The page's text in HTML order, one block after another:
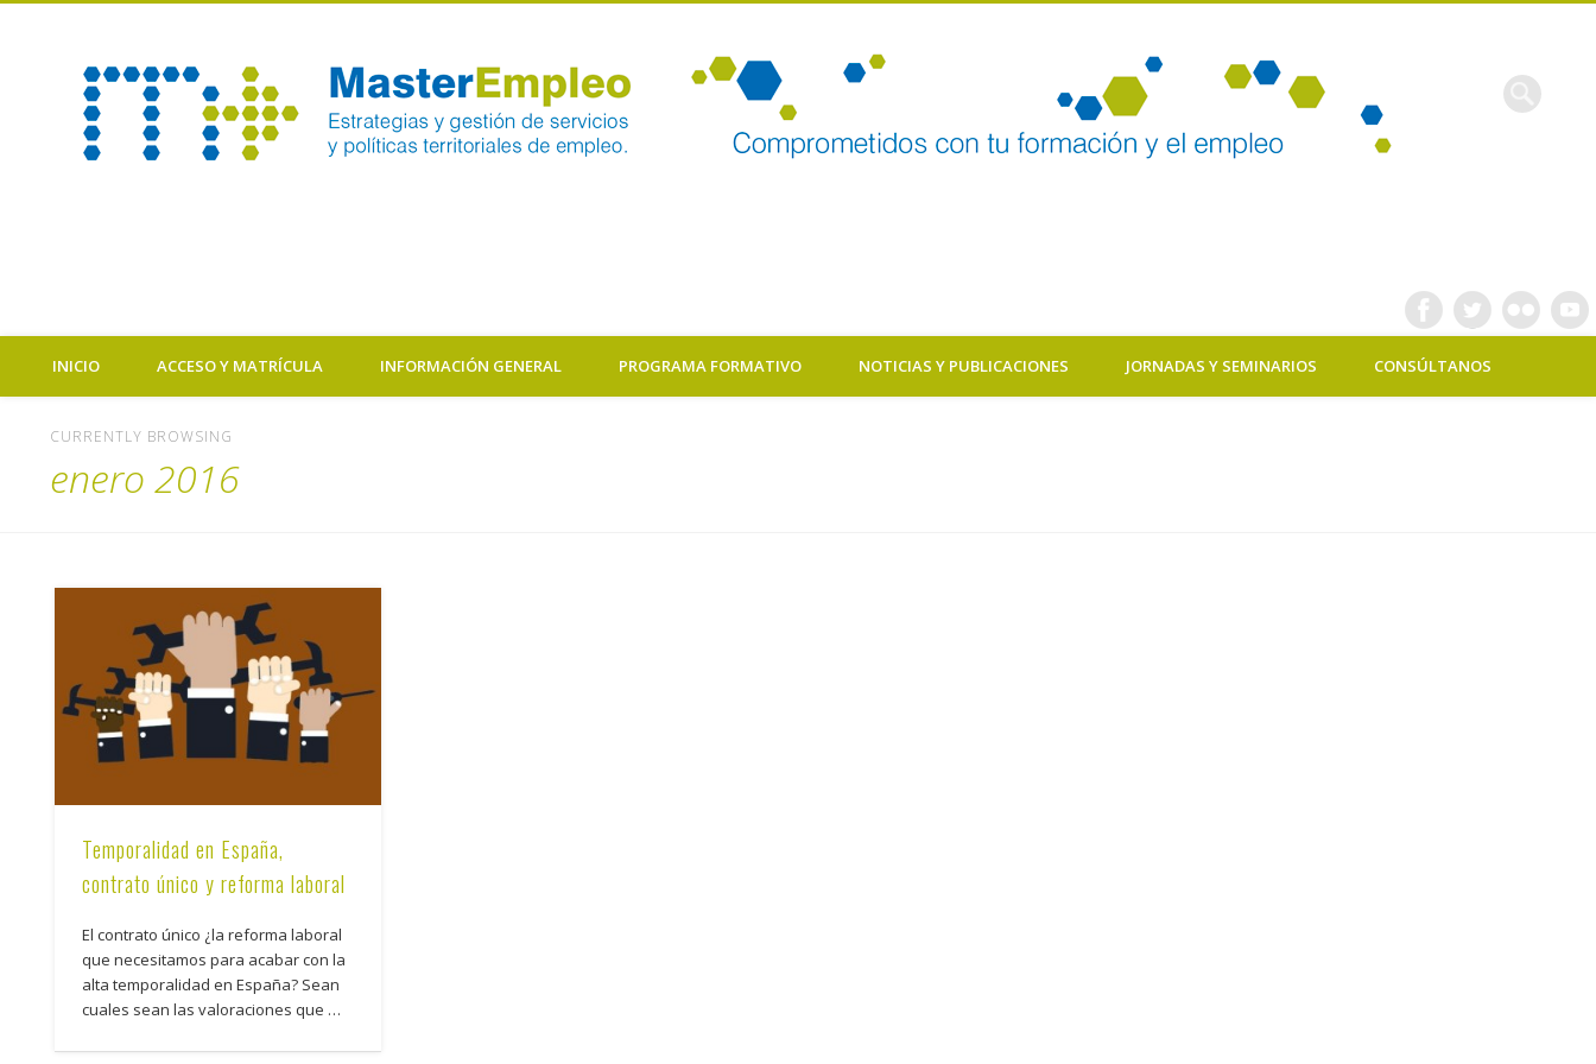
Máster
Comprometidos con tu formación y el empleo
INICIO ACCESO Y MATRÍCULA INFORMACIÓN GENERAL PROGRAMA FORMATIVO NOTICIAS Y PUBLICACIONES JORNADAS Y SEMINARIOS CONSÚLTANOS
CURRENTLY BROWSING
enero 2016
Temporalidad en España,
contrato único y reforma laboral
El contrato único ¿la reforma laboral
que necesitamos para acabar con la
alta temporalidad en España? Sean
cuales sean las valoraciones que …